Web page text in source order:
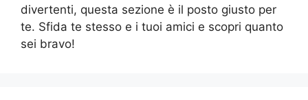
divertenti, questa sezione è il posto giusto per
te. Sfida te stesso e i tuoi amici e scopri quanto
sei bravo!